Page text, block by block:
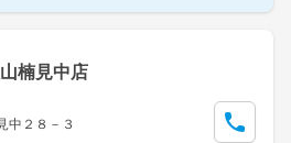
楠見中店
中２８－３